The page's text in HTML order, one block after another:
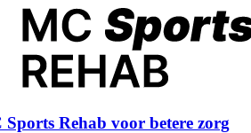
Rehab voor betere zorg